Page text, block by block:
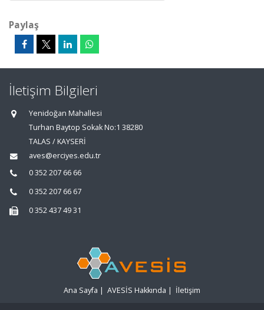
Paylaş
İletişim Bilgileri
Yenidoğan Mahallesi
Turhan Baytop Sokak No:1 38280
TALAS / KAYSERİ
aves@erciyes.edu.tr
0 352 207 66 66
0 352 207 66 67
0 352 437 49 31
Ana Sayfa | AVESİS Hakkında | İletişim